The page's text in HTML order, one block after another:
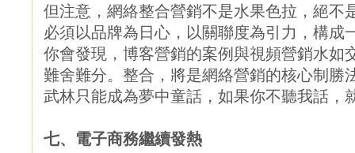
但注意，網絡整合營銷不是水果色拉，絕不
必須以品牌為日心，以關聯度為引力，構成
你會發現，博客營銷的案例與視頻營銷水如
難舍難分。整合，將是網絡營銷的核心制勝
武林只能成為夢中童話，如果你不聽我話，
七、電子商務繼續發熱